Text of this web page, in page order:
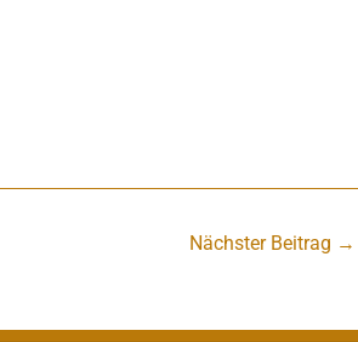
Nächster Beitrag →